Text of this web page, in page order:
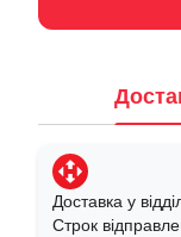
Доставка у
Строк